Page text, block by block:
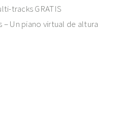
tracks GRATIS
– Un piano virtual de altura